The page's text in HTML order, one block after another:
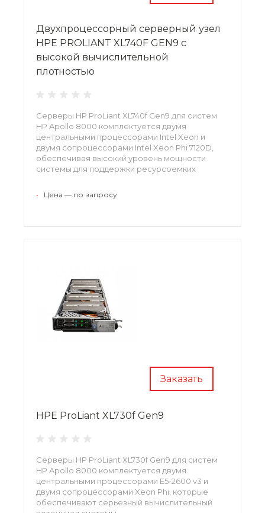
Двухпроцессорный серверный узел
HPE PROLIANT XL740F GEN9 с
высокой вычислительной
плотностью
Серверы HP ProLiant XL740f Gen9 для систем
HP Apollo 8000 комплектуется двумя
центральными процессорами Intel Xeon и
двумя сопроцессорами Intel Xeon Phi 7120D,
обеспечивая высокий уровень мощности
системы для поддержки ресурсоемких
• Цена — по запросу
Заказать
HPE ProLiant XL730f Gen9
Серверы HP ProLiant XL730f Gen9 для систем
HP Apollo 8000 комплектуется двумя
центральными процессорами E5-2600 v3 и
двумя сопроцессорами Xeon Phi, которые
обеспечивают серьезный вычислительный